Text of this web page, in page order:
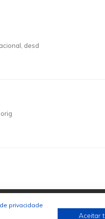
desd
privacidade
Aceitar